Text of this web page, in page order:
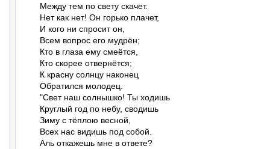
Между тем по свету скачет.
Нет как нет! Он горько плачет,
И кого ни спросит он,
Всем вопрос его мудрён;
Кто в глаза ему смеётся,
Кто скорее отвернётся;
К красну солнцу наконец
Обратился молодец.
"Свет наш солнышко! Ты ходишь
Круглый год по небу, сводишь
Зиму с тёплою весной,
Всех нас видишь под собой.
Аль откажешь мне в ответе?